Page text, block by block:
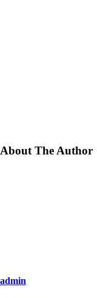
About The Author
admin